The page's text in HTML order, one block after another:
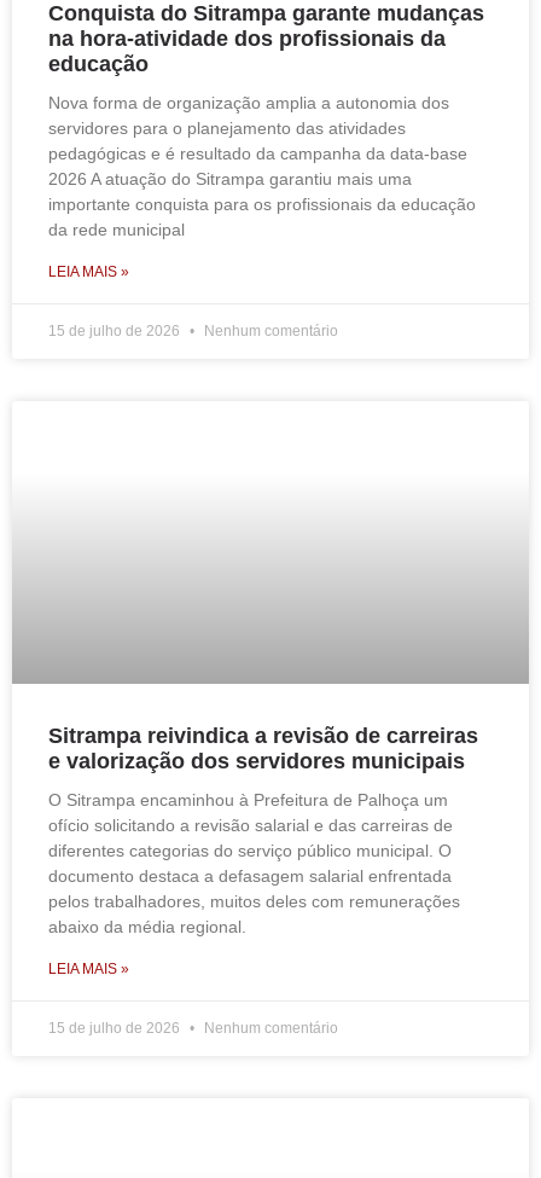
Conquista do Sitrampa garante mudanças
na hora-atividade dos profissionais da
educação
Nova forma de organização amplia a autonomia dos
servidores para o planejamento das atividades
pedagógicas e é resultado da campanha da data-base
2026 A atuação do Sitrampa garantiu mais uma
importante conquista para os profissionais da educação
da rede municipal
LEIA MAIS »
15 de julho de 2026 Nenhum comentário
Sitrampa reivindica a revisão de carreiras
e valorização dos servidores municipais
O Sitrampa encaminhou à Prefeitura de Palhoça um
ofício solicitando a revisão salarial e das carreiras de
diferentes categorias do serviço público municipal. O
documento destaca a defasagem salarial enfrentada
pelos trabalhadores, muitos deles com remunerações
abaixo da média regional.
LEIA MAIS »
15 de julho de 2026 Nenhum comentário